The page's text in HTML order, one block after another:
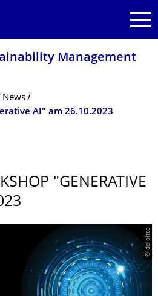
Management
News
AI" am 26.10.2023
"GENERATIVE
© deloitte